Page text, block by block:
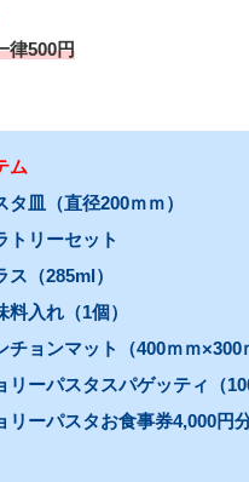
律500円
ム
タ皿（直径200ｍｍ）
トリーセット
ス（285ml）
料入れ（1個）
チョンマット（400ｍｍ×300
リーパスタスパゲッティ（
リーパスタお食事券4,000円